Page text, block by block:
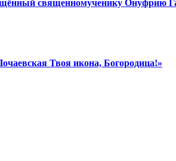
священномученику Онуфрию
Твоя икона, Богородица!»